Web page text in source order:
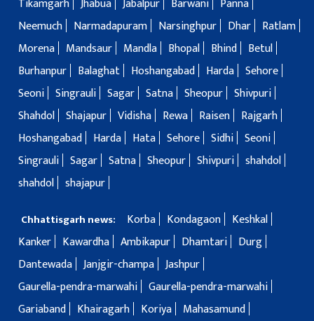
Neemuch
Narmadapuram Narsinghpur Dhar
Ratlam
Morena
Mandsaur Mandla Bhopal Bhind
Betul
Burhanpur
Balaghat Hoshangabad Harda Sehore
Seoni Singrauli Sagar Satna Sheopur Shivpuri
Shahdol Shajapur Vidisha Rewa Raisen
Rajgarh
Hoshangabad
Harda Hata Sehore Sidhi Seoni
Singrauli Sagar Satna Sheopur Shivpuri shahdol
shahdol shajapur
Chhattisgarh news: Korba Kondagaon
Keshkal
Kanker
Kawardha Ambikapur Dhamtari
Durg
Dantewada Janjgir-champa Jashpur
Gaurella-pendra-marwahi Gaurella-pendra-marwahi
Gariaband
Khairagarh Koriya
Mahasamund